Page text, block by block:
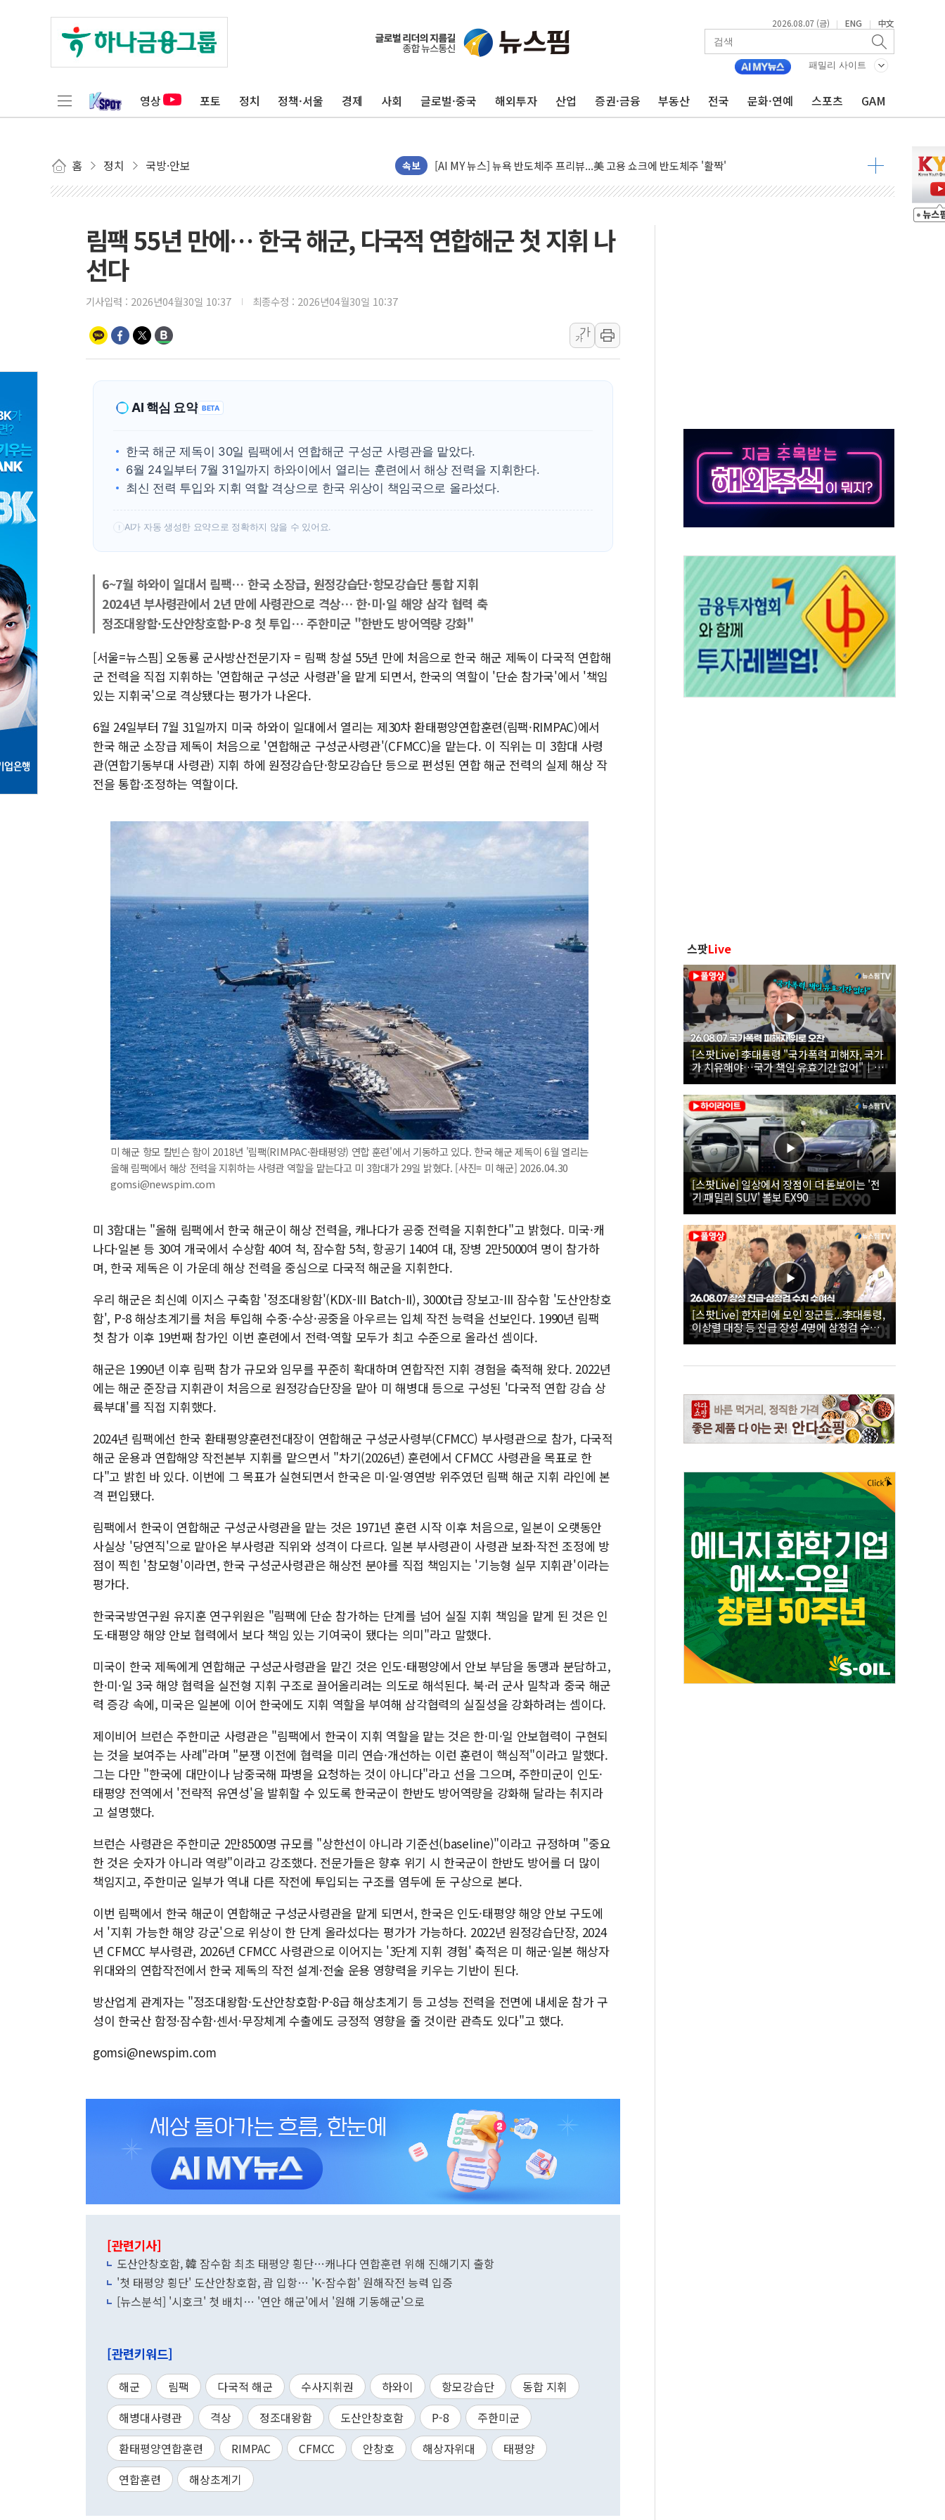
2026.08.07 (금) | ENG | 中文
패밀리 사이트
영상 포토 정치 정책·서울 경제 사회 글로벌·중국 해외투자 산업 증권·금융 부동산 전국 문화·연예 스포츠 GAM
홈 정치 국방·안보 속보
이란의 핵심 원유 수출항 '하르그섬', 최근 1주일 이상 '올스톱'… 美 해상봉쇄 영향
[AI MY 뉴스] 뉴욕 반도체주 프리뷰...美 고용 쇼크에 반도체주 '활짝'
[종합] 美 7월 고용 2만3000명 감소 '쇼크'…9월 금리 인상 기대 후퇴
뉴욕증시 개장 전 특징주...아틀라시안·클라우드플레어·태양광주↑ VS 트레이드데스크·웬디스↓
李 "해남 태양광, 대한민국 다음 100년 밑거름…수도권 집중 완화 전환점"
李 대통령, '6시간 마라톤 부동산 2차 회의' 주재… "전폭적 공급 확대·속도전 총력"
남동발전, 해남군에 국내 최대 규모 400MW 태양광 착공…여의도 1.6배 규모
[인도증시] 중동 불안 속 유가 상승에 소폭 하락...금융주 낙폭 커
황희 '폐버스 청년주택' SNS 글 역풍에 "정부정책 아냐" 해명
폭염 누그러지고 가뭄 숙지나...경북동해안권 8~9일 최대 100mm 호우
림팩 55년 만에… 한국 해군, 다국적 연합해군 첫 지휘 나
선다
기사입력 : 2026년04월30일 10:37 최종수정 : 2026년04월30일 10:37
가
가
AI 핵심 요약 BETA
한국 해군 제독이 30일 림팩에서 연합해군 구성군 사령관을 맡았다.
6월 24일부터 7월 31일까지 하와이에서 열리는 훈련에서 해상 전력을 지휘한다.
최신 전력 투입와 지휘 역할 격상으로 한국 위상이 책임국으로 올라섰다.
! AI가 자동 생성한 요약으로 정확하지 않을 수 있어요.
6~7월 하와이 일대서 림팩… 한국 소장급, 원정강습단·항모강습단 통합 지휘
2024년 부사령관에서 2년 만에 사령관으로 격상… 한·미·일 해양 삼각 협력 축
정조대왕함·도산안창호함·P-8 첫 투입… 주한미군 "한반도 방어역량 강화"
[서울=뉴스핌] 오동룡 군사방산전문기자 = 림팩 창설 55년 만에 처음으로 한국 해군 제독이 다국적 연합해
군 전력을 직접 지휘하는 '연합해군 구성군 사령관'을 맡게 되면서, 한국의 역할이 '단순 참가국'에서 '책임
있는 지휘국'으로 격상됐다는 평가가 나온다.
6월 24일부터 7월 31일까지 미국 하와이 일대에서 열리는 제30차 환태평양연합훈련(림팩·RIMPAC)에서
한국 해군 소장급 제독이 처음으로 '연합해군 구성군사령관'(CFMCC)을 맡는다. 이 직위는 미 3함대 사령
관(연합기동부대 사령관) 지휘 하에 원정강습단·항모강습단 등으로 편성된 연합 해군 전력의 실제 해상 작
전을 통합·조정하는 역할이다.
미 해군 항모 칼빈슨 함이 2018년 '림팩(RIMPAC·환태평양) 연합 훈련'에서 기동하고 있다. 한국 해군 제독이 6월 열리는
올해 림팩에서 해상 전력을 지휘하는 사령관 역할을 맡는다고 미 3함대가 29일 밝혔다. [사진= 미 해군] 2026.04.30
gomsi@newspim.com
미 3함대는 "올해 림팩에서 한국 해군이 해상 전력을, 캐나다가 공중 전력을 지휘한다"고 밝혔다. 미국·캐
나다·일본 등 30여 개국에서 수상함 40여 척, 잠수함 5척, 항공기 140여 대, 장병 2만5000여 명이 참가하
며, 한국 제독은 이 가운데 해상 전력을 중심으로 다국적 해군을 지휘한다.
우리 해군은 최신예 이지스 구축함 '정조대왕함'(KDX-III Batch-II), 3000t급 장보고-III 잠수함 '도산안창호
함', P-8 해상초계기를 처음 투입해 수중·수상·공중을 아우르는 입체 작전 능력을 선보인다. 1990년 림팩
첫 참가 이후 19번째 참가인 이번 훈련에서 전력·역할 모두가 최고 수준으로 올라선 셈이다.
해군은 1990년 이후 림팩 참가 규모와 임무를 꾸준히 확대하며 연합작전 지휘 경험을 축적해 왔다. 2022년
에는 해군 준장급 지휘관이 처음으로 원정강습단장을 맡아 미 해병대 등으로 구성된 '다국적 연합 강습 상
륙부대'를 직접 지휘했다.
2024년 림팩에선 한국 환태평양훈련전대장이 연합해군 구성군사령부(CFMCC) 부사령관으로 참가, 다국적
해군 운용과 연합해양 작전본부 지휘를 맡으면서 "차기(2026년) 훈련에서 CFMCC 사령관을 목표로 한
다"고 밝힌 바 있다. 이번에 그 목표가 실현되면서 한국은 미·일·영연방 위주였던 림팩 해군 지휘 라인에 본
격 편입됐다.
림팩에서 한국이 연합해군 구성군사령관을 맡는 것은 1971년 훈련 시작 이후 처음으로, 일본이 오랫동안
사실상 '당연직'으로 맡아온 부사령관 직위와 성격이 다르다. 일본 부사령관이 사령관 보좌·작전 조정에 방
점이 찍힌 '참모형'이라면, 한국 구성군사령관은 해상전 분야를 직접 책임지는 '기능형 실무 지휘관'이라는
평가다.
한국국방연구원 유지훈 연구위원은 "림팩에 단순 참가하는 단계를 넘어 실질 지휘 책임을 맡게 된 것은 인
도·태평양 해양 안보 협력에서 보다 책임 있는 기여국이 됐다는 의미"라고 말했다.
미국이 한국 제독에게 연합해군 구성군사령관을 맡긴 것은 인도·태평양에서 안보 부담을 동맹과 분담하고,
한·미·일 3국 해양 협력을 실전형 지휘 구조로 끌어올리려는 의도로 해석된다. 북·러 군사 밀착과 중국 해군
력 증강 속에, 미국은 일본에 이어 한국에도 지휘 역할을 부여해 삼각협력의 실질성을 강화하려는 셈이다.
제이비어 브런슨 주한미군 사령관은 "림팩에서 한국이 지휘 역할을 맡는 것은 한·미·일 안보협력이 구현되
는 것을 보여주는 사례"라며 "분쟁 이전에 협력을 미리 연습·개선하는 이런 훈련이 핵심적"이라고 말했다.
그는 다만 "한국에 대만이나 남중국해 파병을 요청하는 것이 아니다"라고 선을 그으며, 주한미군이 인도·
태평양 전역에서 '전략적 유연성'을 발휘할 수 있도록 한국군이 한반도 방어역량을 강화해 달라는 취지라
고 설명했다.
브런슨 사령관은 주한미군 2만8500명 규모를 "상한선이 아니라 기준선(baseline)"이라고 규정하며 "중요
한 것은 숫자가 아니라 역량"이라고 강조했다. 전문가들은 향후 위기 시 한국군이 한반도 방어를 더 많이
책임지고, 주한미군 일부가 역내 다른 작전에 투입되는 구조를 염두에 둔 구상으로 본다.
이번 림팩에서 한국 해군이 연합해군 구성군사령관을 맡게 되면서, 한국은 인도·태평양 해양 안보 구도에
서 '지휘 가능한 해양 강군'으로 위상이 한 단계 올라섰다는 평가가 가능하다. 2022년 원정강습단장, 2024
년 CFMCC 부사령관, 2026년 CFMCC 사령관으로 이어지는 '3단계 지휘 경험' 축적은 미 해군·일본 해상자
위대와의 연합작전에서 한국 제독의 작전 설계·전술 운용 영향력을 키우는 기반이 된다.
방산업계 관계자는 "정조대왕함·도산안창호함·P-8급 해상초계기 등 고성능 전력을 전면에 내세운 참가 구
성이 한국산 함정·잠수함·센서·무장체계 수출에도 긍정적 영향을 줄 것이란 관측도 있다"고 했다.
gomsi@newspim.com
[관련기사]
도산안창호함, 韓 잠수함 최초 태평양 횡단…캐나다 연합훈련 위해 진해기지 출항
'첫 태평양 횡단' 도산안창호함, 괌 입항… 'K-잠수함' 원해작전 능력 입증
[뉴스분석] '시호크' 첫 배치… '연안 해군'에서 '원해 기동해군'으로
[관련키워드]
해군 림팩 다국적 해군 수사지휘권 하와이 항모강습단
동합 지휘
해병대사령관
격상 정조대왕함 도산안창호함 P-8
주한미군
환태평양연합훈련
RIMPAC CFMCC 안창호 해상자위대
태평양
연합훈련
해상초계기
스팟Live
[스팟Live] 李대통령 "국가폭력 피해자, 국가
가 치유해야…국가 책임 유효기간 없어"｜
26.08.07 국가폭력 피해자 위로 오찬
[스팟Live] 일상에서 장점이 더 돋보이는 '전
기 패밀리 SUV' 볼보 EX90
[스팟Live] 한자리에 모인 장군들...李대통령,
이상렬 대장 등 진급 장성 4명에 삼정검 수치
직접 수여｜26.08.07 장성 진급·삼정검 수치